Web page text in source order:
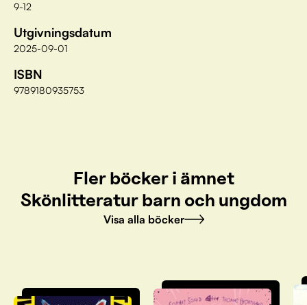
9-12
Utgivningsdatum
2025-09-01
ISBN
9789180935753
Fler böcker i ämnet
Skönlitteratur barn och ungdom
Visa alla böcker